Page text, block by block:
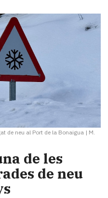
de neu al Port de la Bonaigua | M.
de les
de neu